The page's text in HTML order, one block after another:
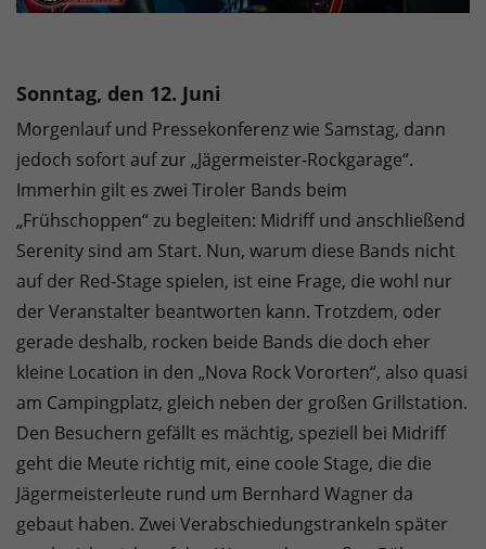
Sonntag, den 12. Juni
Morgenlauf und Pressekonferenz wie Samstag, dann
jedoch sofort auf zur „Jägermeister-Rockgarage“.
Immerhin gilt es zwei Tiroler Bands beim
„Frühschoppen“ zu begleiten: Midriff und anschließend
Serenity sind am Start. Nun, warum diese Bands nicht
auf der Red-Stage spielen, ist eine Frage, die wohl nur
der Veranstalter beantworten kann. Trotzdem, oder
gerade deshalb, rocken beide Bands die doch eher
kleine Location in den „Nova Rock Vororten“, also quasi
am Campingplatz, gleich neben der großen Grillstation.
Den Besuchern gefällt es mächtig, speziell bei Midriff
geht die Meute richtig mit, eine coole Stage, die die
Jägermeisterleute rund um Bernhard Wagner da
gebaut haben. Zwei Verabschiedungstrankeln später